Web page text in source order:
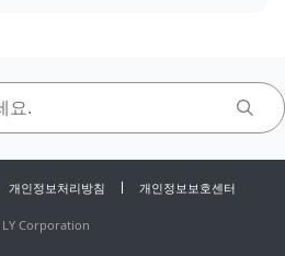
개인정보처리방침 개인정보보호센터
LY Corporation